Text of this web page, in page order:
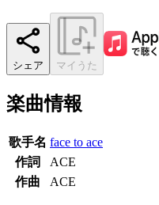
シェア マイうた
楽曲情報
歌手名 face to ace
作詞
ACE
作曲
ACE